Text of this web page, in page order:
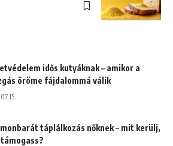
idős kutyáknak – amikor a
öröme fájdalommá válik
táplálkozás nőknek – mit kerülj,